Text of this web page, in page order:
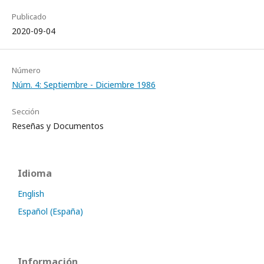
Publicado
2020-09-04
Número
Núm. 4: Septiembre - Diciembre 1986
Sección
Reseñas y Documentos
Idioma
English
Español (España)